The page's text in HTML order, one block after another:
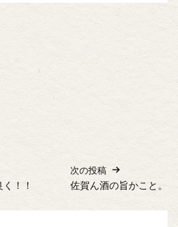
！！
次の投稿
佐賀ん酒の旨かこと。